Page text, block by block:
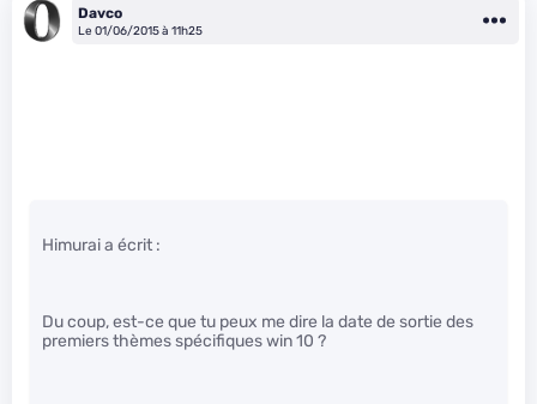
Davco
Le 01/06/2015 à 11h25
Himurai a écrit :
Du coup, est-ce que tu peux me dire la date de sortie des
premiers thèmes spécifiques win 10 ?